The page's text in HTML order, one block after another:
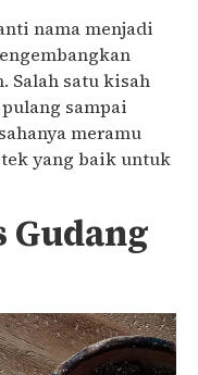
nama menjadi
Salah satu kisah
sampai
meramu
yang baik untuk
Gudang